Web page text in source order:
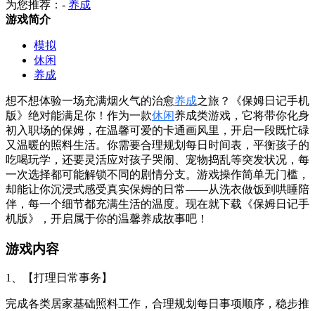
为您推荐：- 养成
游戏简介
模拟
休闲
养成
想不想体验一场充满烟火气的治愈养成之旅？《保姆日记手机
版》绝对能满足你！作为一款休闲养成类游戏，它将带你化身
初入职场的保姆，在温馨可爱的卡通画风里，开启一段既忙碌
又温暖的照料生活。你需要合理规划每日时间表，平衡孩子的
吃喝玩学，还要灵活应对孩子哭闹、宠物捣乱等突发状况，每
一次选择都可能解锁不同的剧情分支。游戏操作简单无门槛，
却能让你沉浸式感受真实保姆的日常——从洗衣做饭到哄睡陪
伴，每一个细节都充满生活的温度。现在就下载《保姆日记手
机版》，开启属于你的温馨养成故事吧！
游戏内容
1、【打理日常事务】
完成各类居家基础照料工作，合理规划每日事项顺序，稳步推